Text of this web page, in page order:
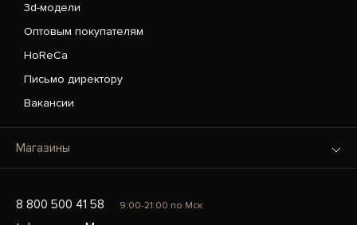
3d-модели
Оптовым покупателям
HoReCa
Письмо директору
Вакансии
Магазины
8 800 500 41 58 9:00-21:00 по Мск